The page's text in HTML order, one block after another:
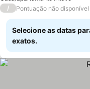
/ Pontuação não disponível
Selecione as datas
exatos.